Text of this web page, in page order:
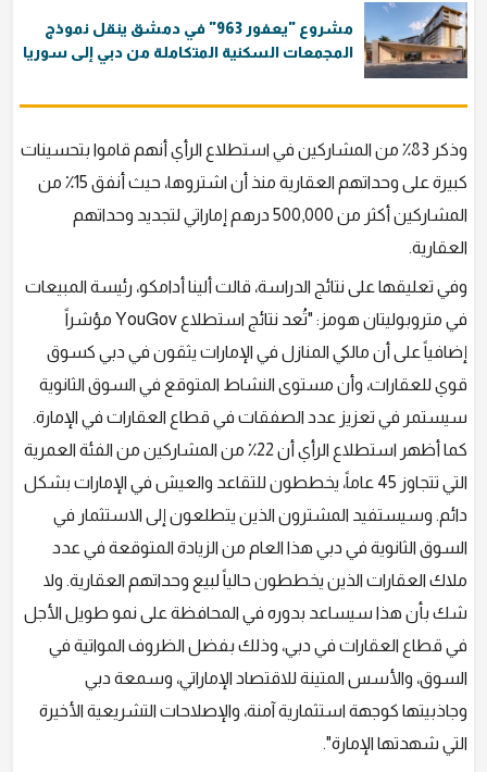
مشروع "يعفور 963" في دمشق ينقل نموذج
المجمعات السكنية المتكاملة من دبي إلى سوريا
وذكر 83٪ من المشاركين في استطلاع الرأي أنهم قاموا بتحسينات
كبيرة على وحداتهم العقارية منذ أن اشتروها، حيث أنفق 15٪ من
المشاركين أكثر من 500,000 درهم إماراتي لتجديد وحداتهم
العقارية.
وفي تعليقها على نتائج الدراسة، قالت ألينا أدامكو، رئيسة المبيعات
في متروبوليتان هومز: "تُعد نتائج استطلاع YouGov مؤشراً
إضافياً على أن مالكي المنازل في الإمارات يثقون في دبي كسوق
قوي للعقارات، وأن مستوى النشاط المتوقع في السوق الثانوية
سيستمر في تعزيز عدد الصفقات في قطاع العقارات في الإمارة.
كما أظهر استطلاع الرأي أن 22٪ من المشاركين من الفئة العمرية
التي تتجاوز 45 عاماً، يخططون للتقاعد والعيش في الإمارات بشكل
دائم. وسيستفيد المشترون الذين يتطلعون إلى الاستثمار في
السوق الثانوية في دبي هذا العام من الزيادة المتوقعة في عدد
ملاك العقارات الذين يخططون حالياً لبيع وحداتهم العقارية. ولا
شك بأن هذا سيساعد بدوره في المحافظة على نمو طويل الأجل
في قطاع العقارات في دبي، وذلك بفضل الظروف المواتية في
السوق، والأسس المتينة للاقتصاد الإماراتي، وسمعة دبي
وجاذبيتها كوجهة استثمارية آمنة، والإصلاحات التشريعية الأخيرة
التي شهدتها الإمارة".